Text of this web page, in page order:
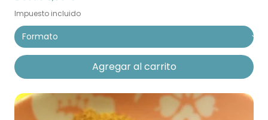
Impuesto incluido
Agregar al carrito